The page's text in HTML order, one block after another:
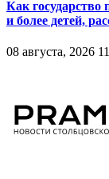
Как государство
и более детей,
08 августа, 2026